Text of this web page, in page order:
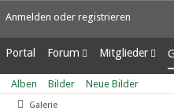
Anmelden oder registrieren
Portal Forum
Unerledigte Themen
Mitglieder
Letzte Aktivitäten
Benutzer online
Alben Bilder Neue Bilder
Galerie